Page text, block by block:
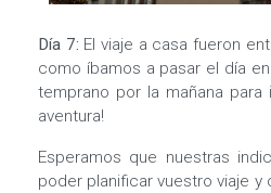
Día 7: El viaje a casa fueron
como íbamos a pasar el día
temprano por la mañana para
aventura!
Esperamos que nuestras
poder planificar vuestro viaje y